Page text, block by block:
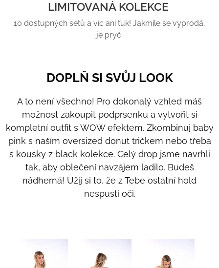
LIMITOVANÁ KOLEKCE
10 dostupných setů a víc ani ťuk! Jakmile se vyprodá,
je pryč.
DOPLŇ SI SVŮJ LOOK
A to není všechno! Pro dokonalý vzhled máš
možnost zakoupit podprsenku a vytvořit si
kompletní outfit s WOW efektem. Zkombinuj baby
pink s naším oversized donut tričkem nebo třeba
s kousky z black kolekce. Celý drop jsme navrhli
tak, aby oblečení navzájem ladilo. Budeš
nádherná! Užij si to, že z Tebe ostatní hold
nespustí oči.